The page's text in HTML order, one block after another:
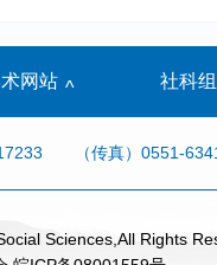
网站 ^ 社科
（传真）0551-
Sciences,All Rights